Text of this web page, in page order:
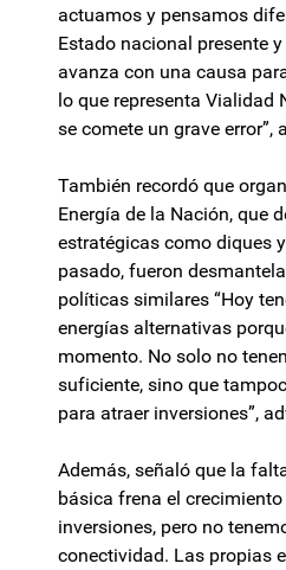
actuamos y pensamos
Estado nacional presente
avanza con una causa
lo que representa
se comete un grave error”,
También recordó que
Energía de la Nación, que
estratégicas como diques
pasado, fueron
políticas similares “Hoy
energías alternativas
momento. No solo no
suficiente, sino que
para atraer inversiones”,
Además, señaló que la
básica frena el
inversiones, pero no
conectividad. Las propias